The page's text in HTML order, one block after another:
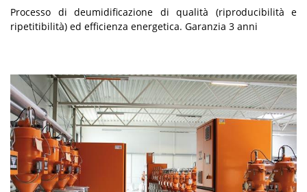
Processo di deumidificazione di qualità (riproducibilità e
ripetitibilità) ed efficienza energetica. Garanzia 3 anni